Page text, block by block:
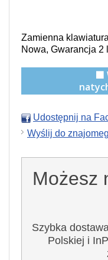
Zamienna
Nowa, Gwarancja 2
Udostępnij na
Wyślij do
Możesz
Szybka
Polskiej i